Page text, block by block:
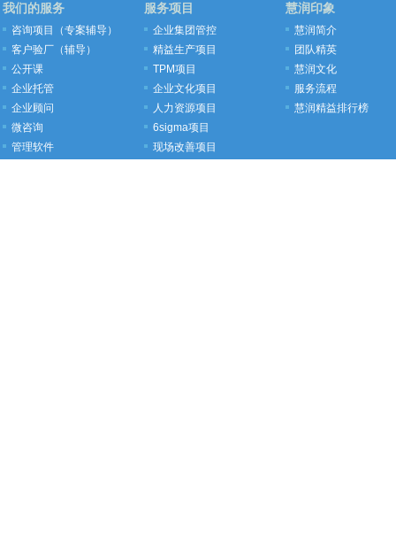
我们的服务
咨询项目（专案辅导）
客户验厂（辅导）
公开课
企业托管
企业顾问
微咨询
管理软件
服务项目
企业集团管控
精益生产项目
TPM项目
企业文化项目
人力资源项目
6sigma项目
现场改善项目
慧润印象
慧润简介
团队精英
慧润文化
服务流程
慧润精益排行榜